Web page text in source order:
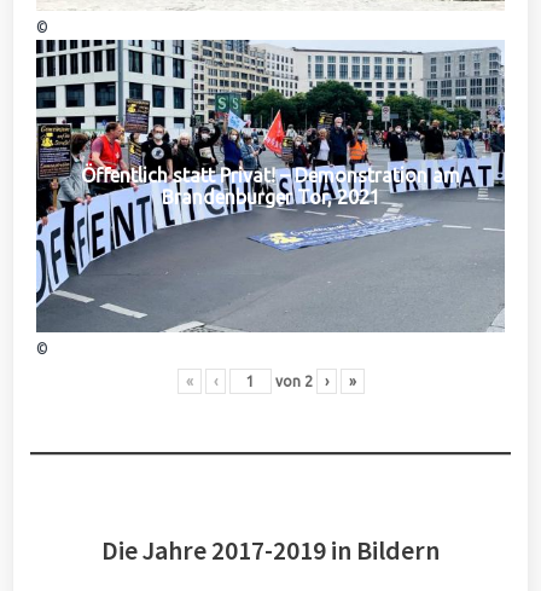
©
Öffentlich statt Privat! – Demonstration am
Brandenburger Tor, 2021
©
« ‹ von 2 › »
Die Jahre 2017-2019 in Bildern